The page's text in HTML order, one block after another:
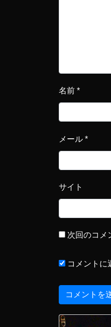
名前 *
メール *
サイト
次回のコメ
コメントに